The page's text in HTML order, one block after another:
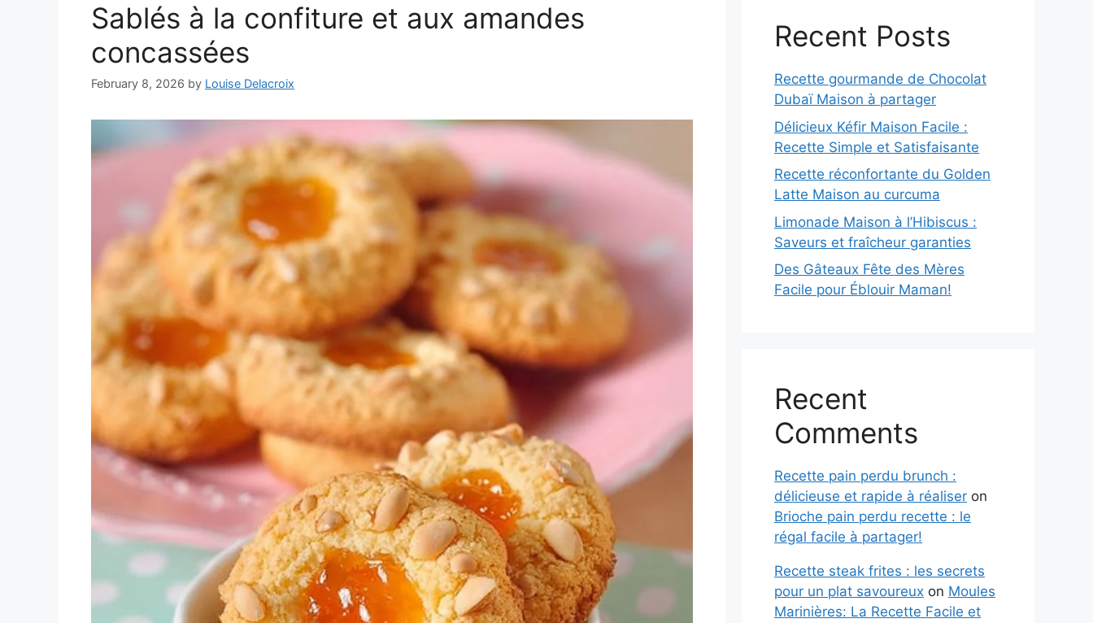
Sablés à la confiture et aux amandes
concassées
February 8, 2026 by Louise Delacroix
Recent Posts
Recette gourmande de Chocolat
Dubaï Maison à partager
Délicieux Kéfir Maison Facile :
Recette Simple et Satisfaisante
Recette réconfortante du Golden
Latte Maison au curcuma
Limonade Maison à l’Hibiscus :
Saveurs et fraîcheur garanties
Des Gâteaux Fête des Mères
Facile pour Éblouir Maman!
Recent
Comments
Recette pain perdu brunch :
délicieuse et rapide à réaliser on
Brioche pain perdu recette : le
régal facile à partager!
Recette steak frites : les secrets
pour un plat savoureux on Moules
Marinières: La Recette Facile et